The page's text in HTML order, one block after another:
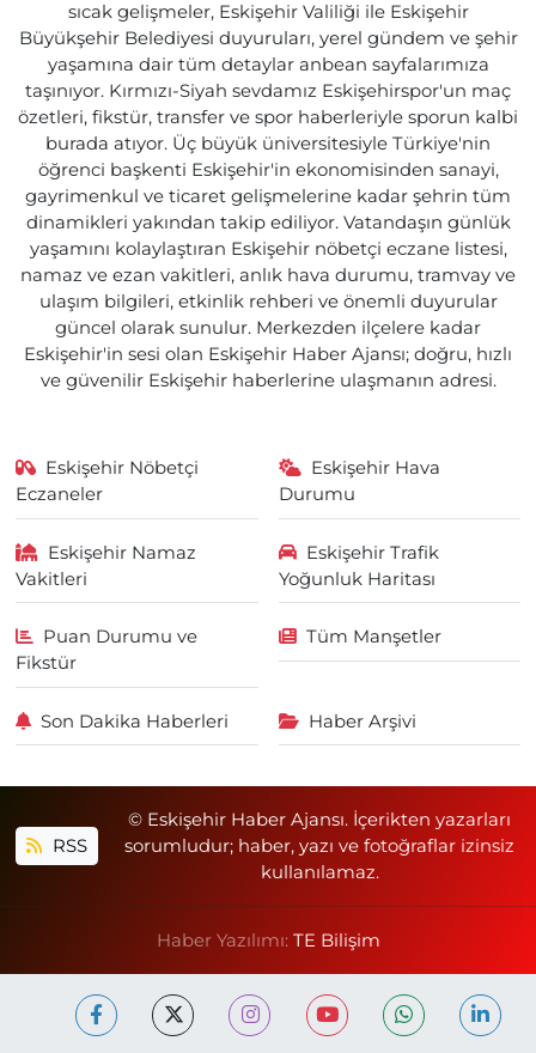
sıcak gelişmeler, Eskişehir Valiliği ile Eskişehir
Büyükşehir Belediyesi duyuruları, yerel gündem ve şehir
yaşamına dair tüm detaylar anbean sayfalarımıza
taşınıyor. Kırmızı-Siyah sevdamız Eskişehirspor'un maç
özetleri, fikstür, transfer ve spor haberleriyle sporun kalbi
burada atıyor. Üç büyük üniversitesiyle Türkiye'nin
öğrenci başkenti Eskişehir'in ekonomisinden sanayi,
gayrimenkul ve ticaret gelişmelerine kadar şehrin tüm
dinamikleri yakından takip ediliyor. Vatandaşın günlük
yaşamını kolaylaştıran Eskişehir nöbetçi eczane listesi,
namaz ve ezan vakitleri, anlık hava durumu, tramvay ve
ulaşım bilgileri, etkinlik rehberi ve önemli duyurular
güncel olarak sunulur. Merkezden ilçelere kadar
Eskişehir'in sesi olan Eskişehir Haber Ajansı; doğru, hızlı
ve güvenilir Eskişehir haberlerine ulaşmanın adresi.
Eskişehir Nöbetçi
Eczaneler
Eskişehir Hava
Durumu
Eskişehir Namaz
Vakitleri
Eskişehir Trafik
Yoğunluk Haritası
Puan Durumu ve
Fikstür
Tüm Manşetler
Son Dakika Haberleri Haber Arşivi
RSS
© Eskişehir Haber Ajansı. İçerikten yazarları
sorumludur; haber, yazı ve fotoğraflar izinsiz
kullanılamaz.
Haber Yazılımı: TE Bilişim